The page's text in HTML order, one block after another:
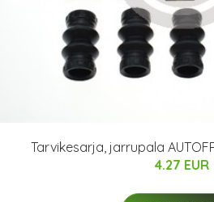
Tarvikesarja, jarrupala
4.27 EUR